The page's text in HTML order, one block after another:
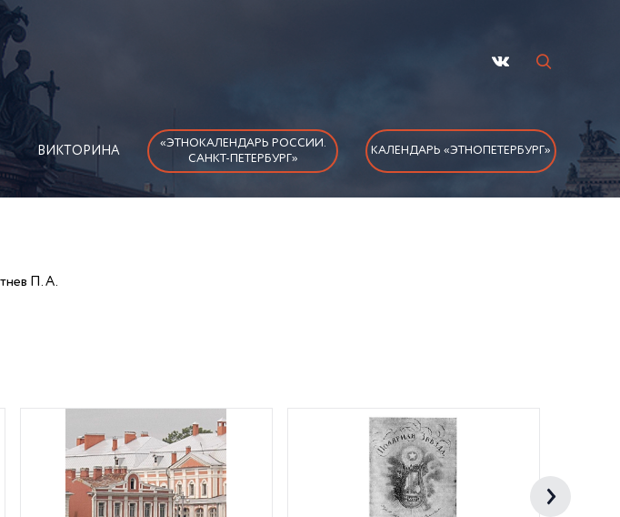
ВИКТОРИНА
«ЭТНОКАЛЕНДАРЬ РОССИИ.
САНКТ-ПЕТЕРБУРГ»
КАЛЕНДАРЬ «ЭТНОПЕТЕРБУРГ»
П. А.